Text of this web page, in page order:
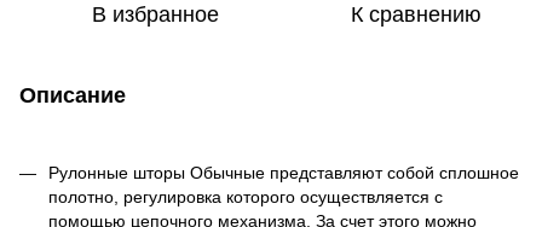
В избранное К сравнению
Описание
Рулонные шторы Обычные представляют собой сплошное
полотно, регулировка которого осуществляется с
помощью цепочного механизма. За счет этого можно